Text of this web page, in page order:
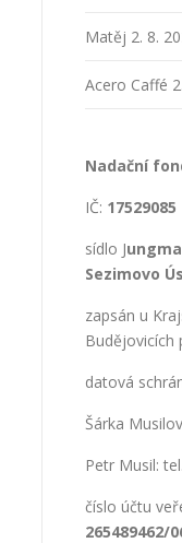
Matěj 2. 8.
Acero Caffé
Nadační
IČ: 17529085
sídlo J
Sezimovo
zapsán u
Budějovicích
datová
Šárka
Petr Musil: tel.
číslo účtu
265489462/